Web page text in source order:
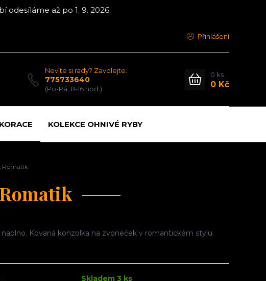
odesíláme až po 1. 9. 2026.
Přihlášení
Nevíte si rady? Zavolejte.
775733640
(Po-Pá, 8-16 hod.)
0 ks
0 Kč
KOLEKCE OHNIVÉ RYBY
Romatik
Kovaná konzolka na zvoneček v romantickém stylu.
Skladem 3 ks